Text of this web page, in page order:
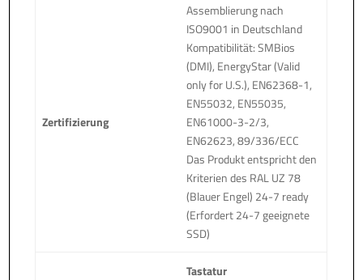
Zertifizierung
Assemblierung nach
ISO9001 in Deutschland
Kompatibilität: SMBios
(DMI), EnergyStar (Valid
only for U.S.), EN62368-1,
EN55032, EN55035,
EN61000-3-2/3,
EN62623, 89/336/ECC
Das Produkt entspricht den
Kriterien des RAL UZ 78
(Blauer Engel) 24-7 ready
(Erfordert 24-7 geeignete
SSD)
Tastatur